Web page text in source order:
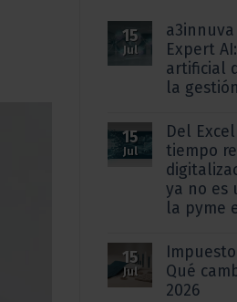
15
Jul
Expert
artificial
la
15
Jul
Del
tiempo
ya no es
la pyme
15
Jul
Qué
2026